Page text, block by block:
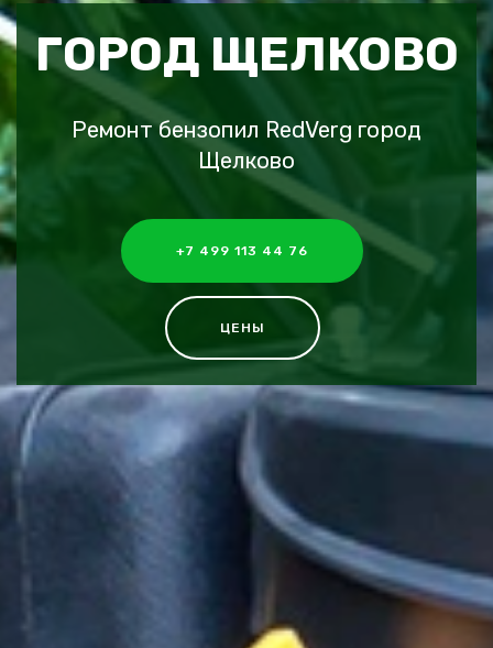
ГОРОД ЩЕЛКОВО
Ремонт бензопил RedVerg город
Щелково
+7 499 113 44 76
ЦЕНЫ